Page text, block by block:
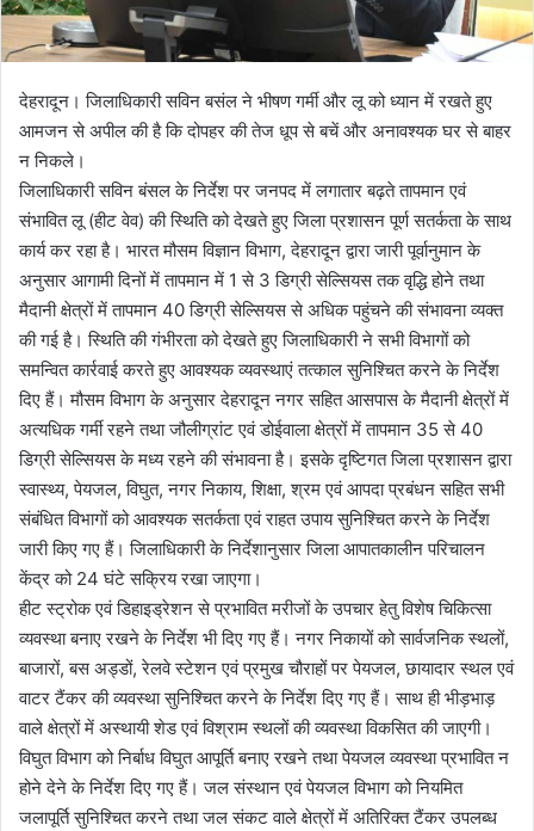
देहरादून। जिलाधिकारी सविन बसंल ने भीषण गर्मी और लू को ध्यान में रखते हुए
आमजन से अपील की है कि दोपहर की तेज धूप से बचें और अनावश्यक घर से बाहर
न निकले।
जिलाधिकारी सविन बंसल के निर्देश पर जनपद में लगातार बढ़ते तापमान एवं
संभावित लू (हीट वेव) की स्थिति को देखते हुए जिला प्रशासन पूर्ण सतर्कता के साथ
कार्य कर रहा है। भारत मौसम विज्ञान विभाग, देहरादून द्वारा जारी पूर्वानुमान के
अनुसार आगामी दिनों में तापमान में 1 से 3 डिग्री सेल्सियस तक वृद्धि होने तथा
मैदानी क्षेत्रों में तापमान 40 डिग्री सेल्सियस से अधिक पहुंचने की संभावना व्यक्त
की गई है। स्थिति की गंभीरता को देखते हुए जिलाधिकारी ने सभी विभागों को
समन्वित कार्रवाई करते हुए आवश्यक व्यवस्थाएं तत्काल सुनिश्चित करने के निर्देश
दिए हैं। मौसम विभाग के अनुसार देहरादून नगर सहित आसपास के मैदानी क्षेत्रों में
अत्यधिक गर्मी रहने तथा जौलीग्रांट एवं डोईवाला क्षेत्रों में तापमान 35 से 40
डिग्री सेल्सियस के मध्य रहने की संभावना है। इसके दृष्टिगत जिला प्रशासन द्वारा
स्वास्थ्य, पेयजल, विघुत, नगर निकाय, शिक्षा, श्रम एवं आपदा प्रबंधन सहित सभी
संबंधित विभागों को आवश्यक सतर्कता एवं राहत उपाय सुनिश्चित करने के निर्देश
जारी किए गए हैं। जिलाधिकारी के निर्देशानुसार जिला आपातकालीन परिचालन
केंद्र को 24 घंटे सक्रिय रखा जाएगा।
हीट स्ट्रोक एवं डिहाइड्रेशन से प्रभावित मरीजों के उपचार हेतु विशेष चिकित्सा
व्यवस्था बनाए रखने के निर्देश भी दिए गए हैं। नगर निकायों को सार्वजनिक स्थलों,
बाजारों, बस अड्डों, रेलवे स्टेशन एवं प्रमुख चौराहों पर पेयजल, छायादार स्थल एवं
वाटर टैंकर की व्यवस्था सुनिश्चित करने के निर्देश दिए गए हैं। साथ ही भीड़भाड़
वाले क्षेत्रों में अस्थायी शेड एवं विश्राम स्थलों की व्यवस्था विकसित की जाएगी।
विघुत विभाग को निर्बाध विघुत आपूर्ति बनाए रखने तथा पेयजल व्यवस्था प्रभावित न
होने देने के निर्देश दिए गए हैं। जल संस्थान एवं पेयजल विभाग को नियमित
जलापूर्ति सुनिश्चित करने तथा जल संकट वाले क्षेत्रों में अतिरिक्त टैंकर उपलब्ध